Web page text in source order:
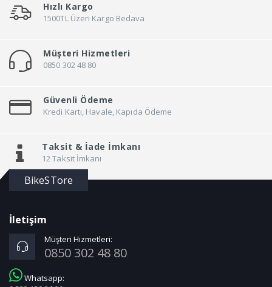
Hızlı Kargo
1500TL Üzeri Kargo Bedava
Müşteri Hizmetleri
0850 302 48 80
Güvenli Ödeme
Kredi Kartı, Havale, Kapıda Ödeme
Taksit & İade İmkanı
12 Taksit İmkanı
BikeSTore
İletişim
Müşteri Hizmetleri:
0850 302 48 80
Whatsapp: